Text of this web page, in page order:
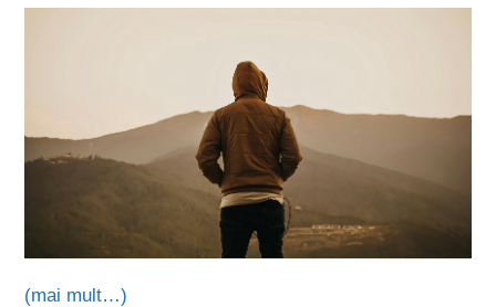
(mai mult…)